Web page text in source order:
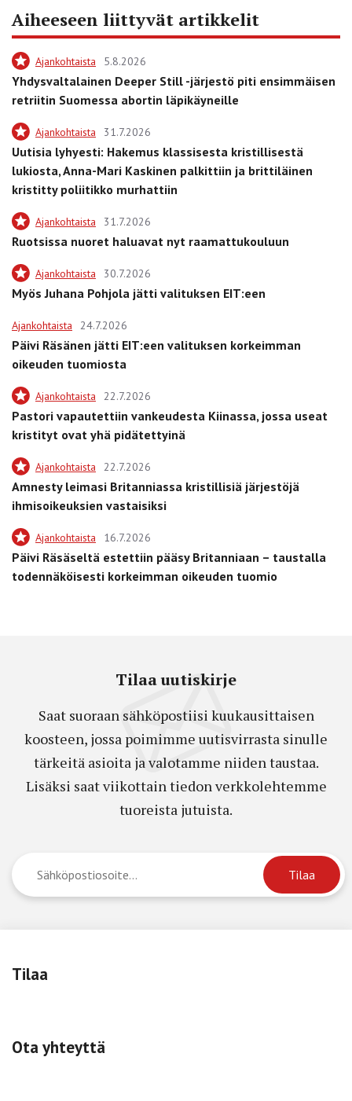
Aiheeseen liittyvät artikkelit
Ajankohtaista 5.8.2026
Yhdysvaltalainen Deeper Still -järjestö piti ensimmäisen
retriitin Suomessa abortin läpikäyneille
Ajankohtaista 31.7.2026
Uutisia lyhyesti: Hakemus klassisesta kristillisestä
lukiosta, Anna-Mari Kaskinen palkittiin ja brittiläinen
kristitty poliitikko murhattiin
Ajankohtaista 31.7.2026
Ruotsissa nuoret haluavat nyt raamattukouluun
Ajankohtaista 30.7.2026
Myös Juhana Pohjola jätti valituksen EIT:een
Ajankohtaista 24.7.2026
Päivi Räsänen jätti EIT:een valituksen korkeimman
oikeuden tuomiosta
Ajankohtaista 22.7.2026
Pastori vapautettiin vankeudesta Kiinassa, jossa useat
kristityt ovat yhä pidätettyinä
Ajankohtaista 22.7.2026
Amnesty leimasi Britanniassa kristillisiä järjestöjä
ihmisoikeuksien vastaisiksi
Ajankohtaista 16.7.2026
Päivi Räsäseltä estettiin pääsy Britanniaan – taustalla
todennäköisesti korkeimman oikeuden tuomio
Tilaa uutiskirje
Saat suoraan sähköpostiisi kuukausittaisen
koosteen, jossa poimimme uutisvirrasta sinulle
tärkeitä asioita ja valotamme niiden taustaa.
Lisäksi saat viikottain tiedon verkkolehtemme
tuoreista jutuista.
Tilaa
Ota yhteyttä